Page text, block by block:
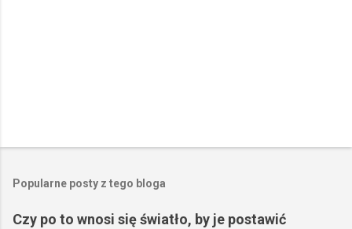
Popularne posty z tego bloga
Czy po to wnosi się światło, by je postawić